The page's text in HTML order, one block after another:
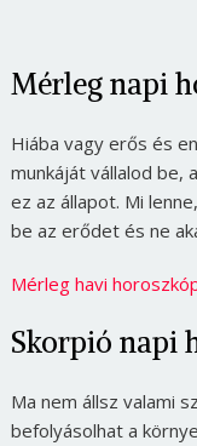
Mérleg napi
Hiába vagy erős és
munkáját vállalod be,
ez az állapot. Mi
be az erődet és ne
Mérleg havi
Skorpió napi
Ma nem állsz valami
befolyásolhat a